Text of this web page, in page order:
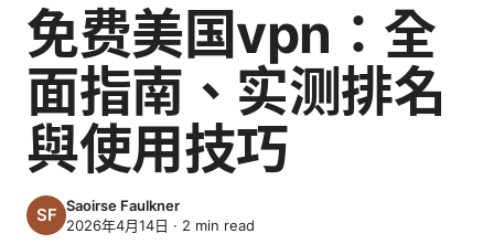
免费美国vpn：全
面指南、实测排名
與使用技巧
Saoirse Faulkner
2026年4月14日 · 2 min read